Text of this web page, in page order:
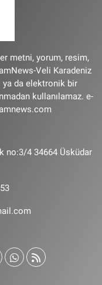
metni, yorum, resim,
Veli Karadeniz
ya da elektronik bir
kullanılamaz. e-
no:3/4 34664 Üsküdar